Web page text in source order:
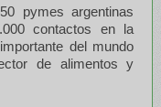
pymes argentinas
contactos en la
del mundo
de alimentos y